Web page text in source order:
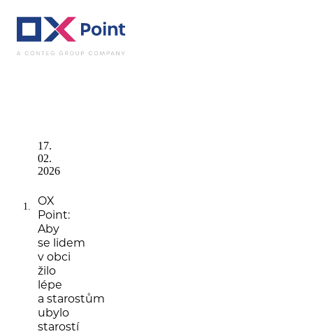
17.
02.
2026
OX
Point:
Aby
se lidem
v obci
žilo
lépe
a starostům
ubylo
starostí